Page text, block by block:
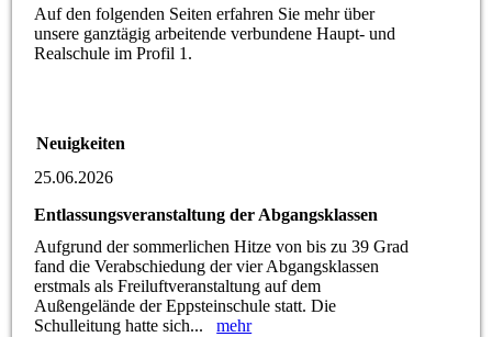
Auf den folgenden Seiten erfahren Sie mehr über
unsere ganztägig arbeitende verbundene Haupt- und
Realschule im Profil 1.
Neuigkeiten
25.06.2026
Entlassungsveranstaltung der Abgangsklassen
Aufgrund der sommerlichen Hitze von bis zu 39 Grad
fand die Verabschiedung der vier Abgangsklassen
erstmals als Freiluftveranstaltung auf dem
Außengelände der Eppsteinschule statt. Die
Schulleitung hatte sich...mehr